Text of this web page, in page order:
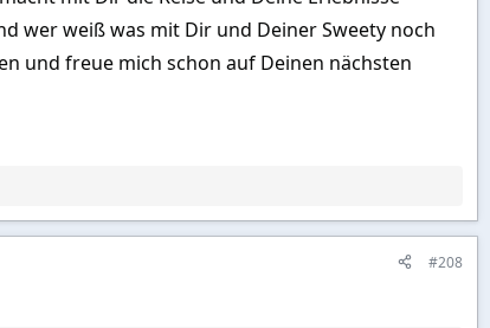
wer weiß was mit Dir und Deiner Sweety noch
und freue mich schon auf Deinen nächsten
#208